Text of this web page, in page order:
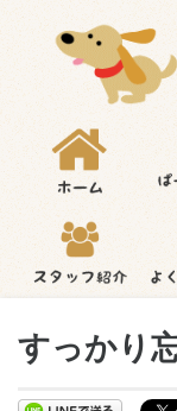
すっかり